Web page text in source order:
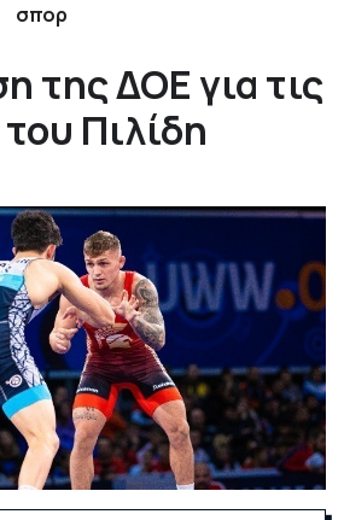
σπορ
της ΔΟΕ για τις
Πιλίδη